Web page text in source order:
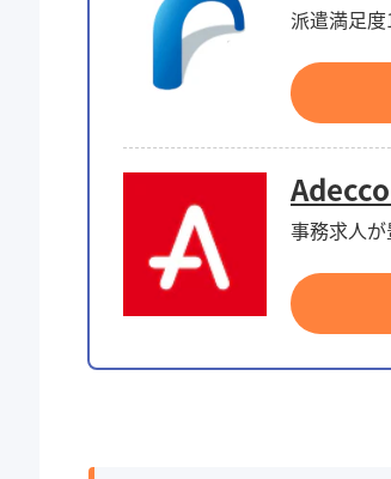
派遣満足
Adecco
事務求人が